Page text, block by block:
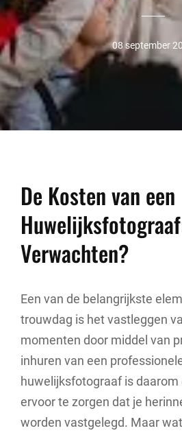
08 september
De Kosten van een
Verwachten?
Een van de belangrijkste
trouwdag is het vastleggen
momenten door middel van
inhuren van een
huwelijksfotograaf is
ervoor te zorgen dat je
worden vastgelegd. Maar